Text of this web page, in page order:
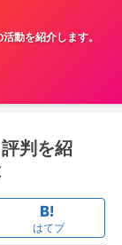
動を紹介します。
判を紹
はてブ